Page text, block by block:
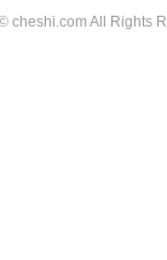
cheshi.com All Rights